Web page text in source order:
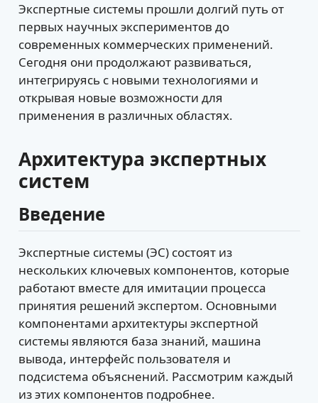
Экспертные системы прошли долгий путь от
первых научных экспериментов до
современных коммерческих применений.
Сегодня они продолжают развиваться,
интегрируясь с новыми технологиями и
открывая новые возможности для
применения в различных областях.
Архитектура экспертных
систем
Введение
Экспертные системы (ЭС) состоят из
нескольких ключевых компонентов, которые
работают вместе для имитации процесса
принятия решений экспертом. Основными
компонентами архитектуры экспертной
системы являются база знаний, машина
вывода, интерфейс пользователя и
подсистема объяснений. Рассмотрим каждый
из этих компонентов подробнее.